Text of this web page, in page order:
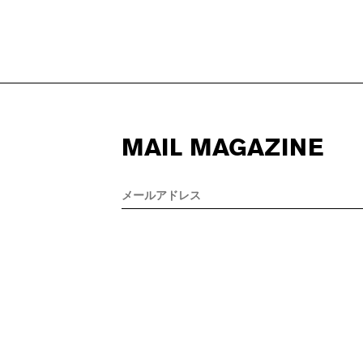
MAIL MAGAZINE